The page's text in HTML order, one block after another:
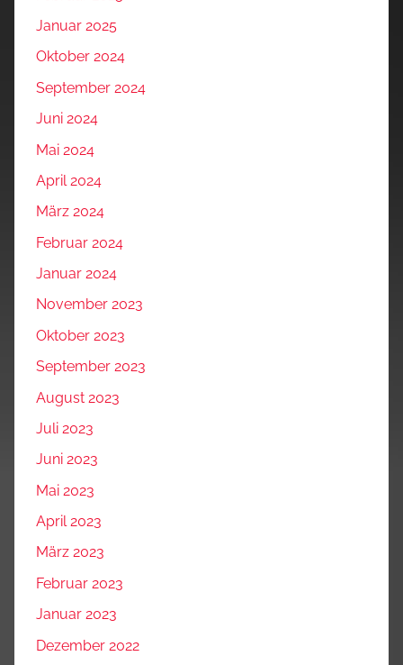
Januar 2025
Oktober 2024
September 2024
Juni 2024
Mai 2024
April 2024
März 2024
Februar 2024
Januar 2024
November 2023
Oktober 2023
September 2023
August 2023
Juli 2023
Juni 2023
Mai 2023
April 2023
März 2023
Februar 2023
Januar 2023
Dezember 2022